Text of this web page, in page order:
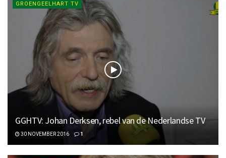
GROENGEELHART TV
GGHTV: Johan Derksen, rebel van de Nederlandse TV
30 NOVEMBER 2016 1